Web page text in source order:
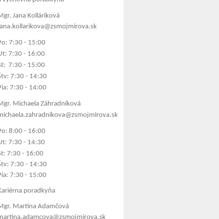
Jana Kolláriková
7:30 - 15:00
7:30 - 16:00
7:30 - 15:00
7:30 - 14:30
7:30 - 14:00
Michaela Záhradníková
8:00 - 16:00
7:30 - 14:30
7:30 - 16:00
7:30 - 14:30
7:30 - 15:00
poradkyňa
Martina Adamčová